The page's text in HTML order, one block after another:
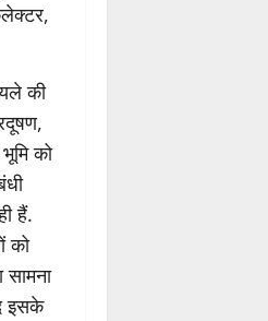
की
को
हैं.
को
इसके